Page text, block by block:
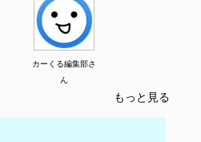
カーくる編集部さ
ん
もっと見る